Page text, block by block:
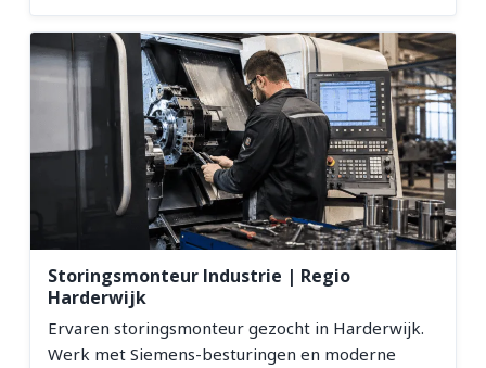
Storingsmonteur Industrie | Regio
Harderwijk
Ervaren storingsmonteur gezocht in Harderwijk.
Werk met Siemens-besturingen en moderne